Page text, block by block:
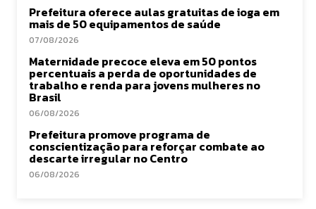
Prefeitura oferece aulas gratuitas de ioga em
mais de 50 equipamentos de saúde
07/08/2026
Maternidade precoce eleva em 50 pontos
percentuais a perda de oportunidades de
trabalho e renda para jovens mulheres no
Brasil
06/08/2026
Prefeitura promove programa de
conscientização para reforçar combate ao
descarte irregular no Centro
06/08/2026